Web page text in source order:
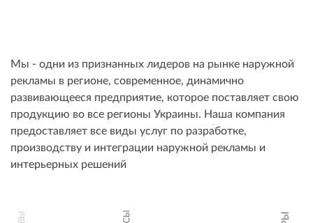
Мы - одни из признанных лидеров на рынке наружной
рекламы в регионе, современное, динамично
развивающееся предприятие, которое поставляет свою
продукцию во все регионы Украины. Наша компания
предоставляет все виды услуг по разработке,
производству и интеграции наружной рекламы и
интерьерных решений